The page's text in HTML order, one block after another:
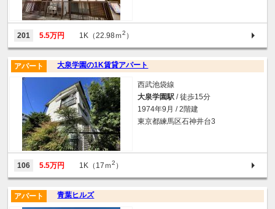
201 5.5万円 1K（22.98ｍ2 ）
大泉学園の1K賃貸アパート
アパート
西武池袋線
大泉学園駅 / 徒歩15分
1974年9月 / 2階建
東京都練馬区石神井台3
106 5.5万円 1K（17ｍ2 ）
青葉ヒルズ
アパート